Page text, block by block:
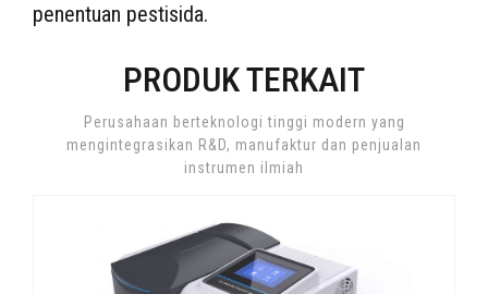
penentuan pestisida.
PRODUK TERKAIT
Perusahaan berteknologi tinggi modern yang
mengintegrasikan R&D, manufaktur dan penjualan
instrumen ilmiah